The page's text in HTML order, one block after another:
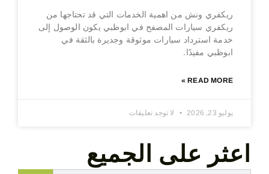
ريكفري ونش من اهمية الخدمات التي قد تحتاجها من
ريكفري سيارات المصفح في ابوظبي يكون الوصول إلى
خدمة استرداد سيارات موثوقة وجديرة بالثقة في
ابوظبي مفيدًا.
READ MORE »
يوليو 23, 2026 لا توجد تعليقات
اعثر على الجميع